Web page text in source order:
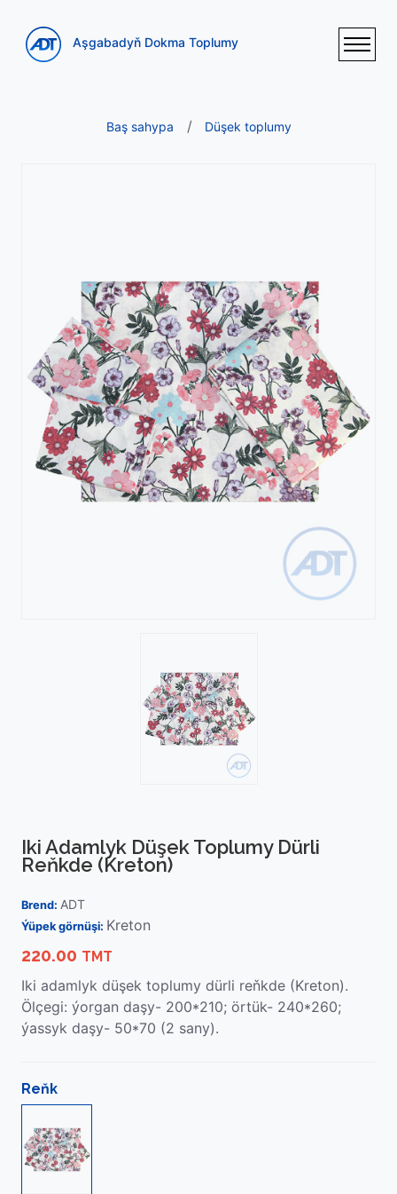
Aşgabadyň Dokma Toplumy
Baş sahypa Düşek toplumy
Iki Adamlyk Düşek Toplumy Dürli
Reňkde (Kreton)
Brend: ADT
Ýüpek görnüşi: Kreton
220.00 TMT
Iki adamlyk düşek toplumy dürli reňkde (Kreton).
Ölçegi: ýorgan daşy- 200*210; örtük- 240*260;
ýassyk daşy- 50*70 (2 sany).
Reňk